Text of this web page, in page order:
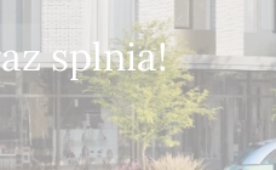
splnia!